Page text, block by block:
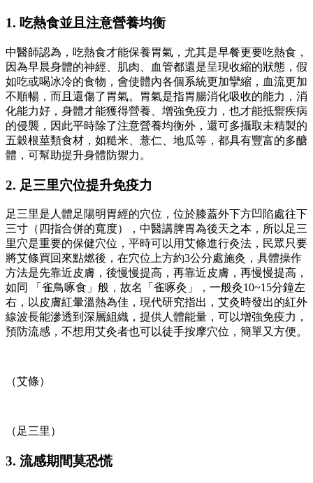
1. 吃熱食並且注意營養均衡
中醫師認為，吃熱食才能保養胃氣，尤其是早餐更要吃熱食，
因為早晨身體的神經、肌肉、血管都還是呈現收縮的狀態，假
如吃或喝冰冷的食物，會使體內各個系統更加攣縮，血流更加
不順暢，而且還傷了胃氣。胃氣是指胃腸消化吸收的能力，消
化能力好，身體才能獲得營養、增強免疫力，也才能抵禦疾病
的侵襲，因此平時除了注意營養均衡外，還可多攝取未精製的
五穀根莖類食材，如糙米、薏仁、地瓜等，都具有豐富的多醣
體，可幫助提升身體防禦力。
2. 足三里穴位提升免疫力
足三里是人體足陽明胃經的穴位，位於膝蓋外下方凹陷處往下
三寸（四指合併的寬度），中醫講脾胃為後天之本，所以足三
里穴是重要的保健穴位，平時可以用艾條進行灸法，民眾只要
將艾條買回來點燃後，在穴位上方約3公分處施灸，具體操作
方法是先靠近皮膚，後慢慢提高，再靠近皮膚，再慢慢提高，
如同 「雀鳥啄食」般，故名「雀啄灸」，一般灸10~15分鐘左
右，以皮膚紅暈溫熱為佳，現代研究指出，艾灸時發出的紅外
線波長能滲透到深層組織，提供人體能量，可以增強免疫力，
預防流感，不想用艾灸者也可以徒手按摩穴位，簡單又方便。
（艾條）
（足三里）
3. 流感期間莫恐慌